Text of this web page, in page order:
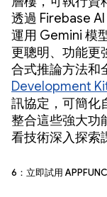
透過 Firebase
運用 Gemini 模
更聰明、功能更
合式推論方法和
Development
訊協定，可簡化
整合這些強大功
看技術深入探索
6：立即試用